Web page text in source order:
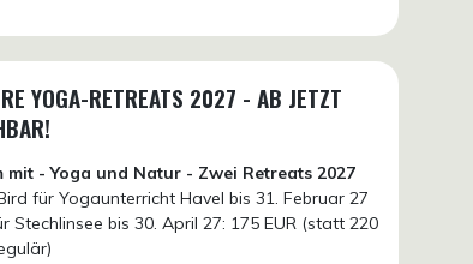
YOGA-RETREATS 2027 - AB JETZT
mit - Yoga und Natur - Zwei Retreats 2027
für Yogaunterricht Havel bis 31. Februar 27
Stechlinsee bis 30. April 27: 175 EUR (statt 220